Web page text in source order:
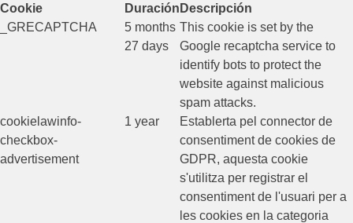
Cookie
Duración Descripción
_GRECAPTCHA
5 months
27 days
This cookie is set by the
Google recaptcha service to
identify bots to protect the
website against malicious
spam attacks.
cookielawinfo-
checkbox-
advertisement
1 year
Establerta pel connector de
consentiment de cookies de
GDPR, aquesta cookie
s'utilitza per registrar el
consentiment de l'usuari per a
les cookies en la categoria